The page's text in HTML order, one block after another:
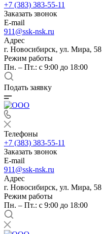
+7 (383) 383-55-11
Заказать звонок
E-mail
911@ssk-nsk.ru
Адрес
г. Новосибирск, ул. Мира, 58
Режим работы
Пн. – Пт.: с 9:00 до 18:00
Подать заявку
Телефоны
+7 (383) 383-55-11
Заказать звонок
E-mail
911@ssk-nsk.ru
Адрес
г. Новосибирск, ул. Мира, 58
Режим работы
Пн. – Пт.: с 9:00 до 18:00